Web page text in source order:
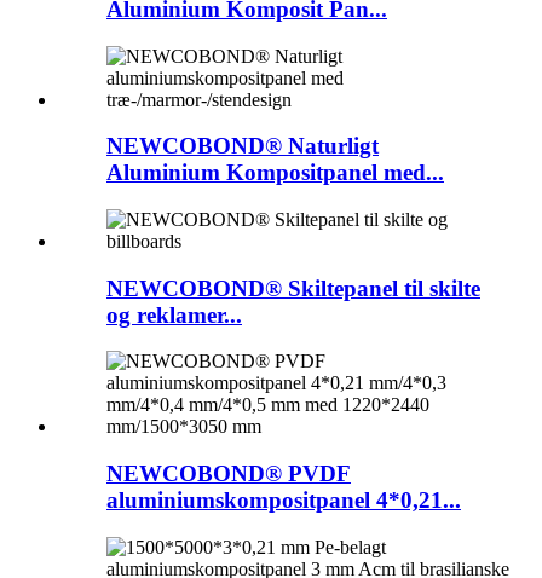
Aluminium Komposit Pan...
NEWCOBOND® Naturligt
Aluminium Kompositpanel med...
NEWCOBOND® Skiltepanel til skilte
og reklamer...
NEWCOBOND® PVDF
aluminiumskompositpanel 4*0,21...